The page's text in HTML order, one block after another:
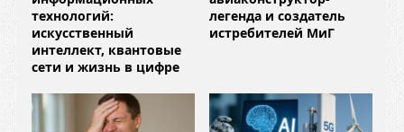
технологий:
искусственный
интеллект, квантовые
сети и жизнь в цифре
легенда и создатель
истребителей МиГ